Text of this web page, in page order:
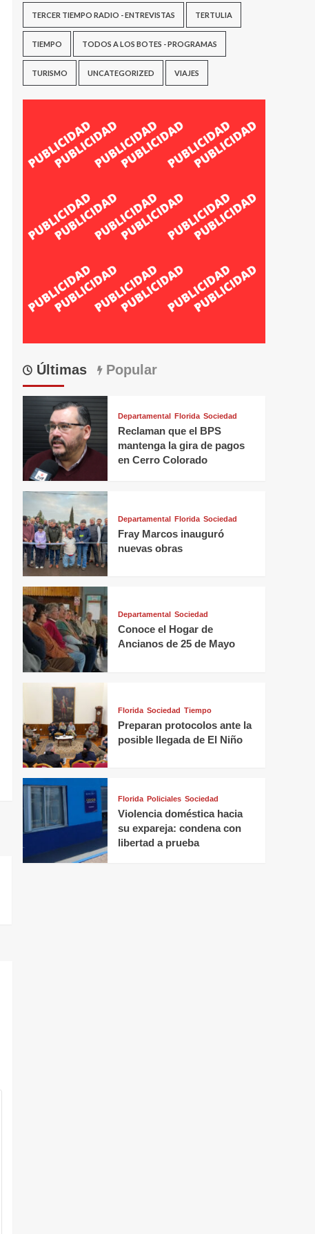
TERCER TIEMPO RADIO - ENTREVISTAS TERTULIA
TIEMPO TODOS A LOS BOTES - PROGRAMAS
TURISMO UNCATEGORIZED VIAJES
Últimas Popular
Departamental Florida Sociedad
Reclaman que el BPS
mantenga la gira de pagos
en Cerro Colorado
Departamental Florida Sociedad
Fray Marcos inauguró
nuevas obras
Departamental Sociedad
Conoce el Hogar de
Ancianos de 25 de Mayo
Florida Sociedad Tiempo
Preparan protocolos ante la
posible llegada de El Niño
Florida Policiales Sociedad
Violencia doméstica hacia
su expareja: condena con
libertad a prueba